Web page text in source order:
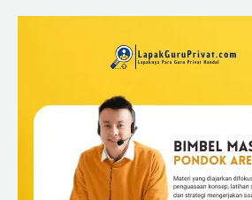
Rp2.640.000
through
Aren,